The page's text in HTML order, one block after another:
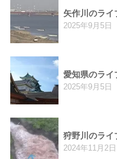
矢作川のライ
2025年9月5日
愛知県のライ
2025年9月5日
狩野川のライ
2024年11月2日